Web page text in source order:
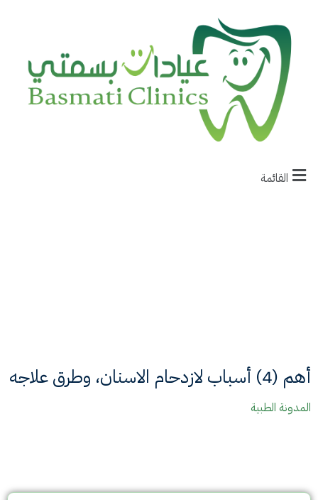
القائمة
أهم (4) أسباب لازدحام الاسنان، وطرق علاجه
المدونة الطبية